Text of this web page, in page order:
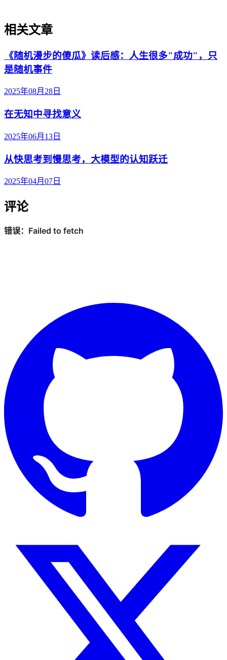
相关文章
《随机漫步的傻瓜》读后感：人生很多"成功"，只
是随机事件
2025年08月28日
在无知中寻找意义
2025年06月13日
从快思考到慢思考，大模型的认知跃迁
2025年04月07日
评论